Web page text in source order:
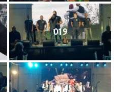
019